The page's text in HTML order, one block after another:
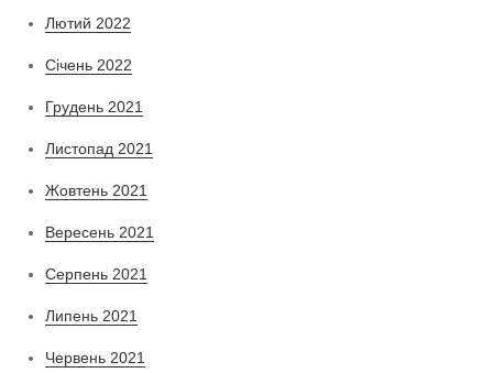
Лютий 2022
Січень 2022
Грудень 2021
Листопад 2021
Жовтень 2021
Вересень 2021
Серпень 2021
Липень 2021
Червень 2021